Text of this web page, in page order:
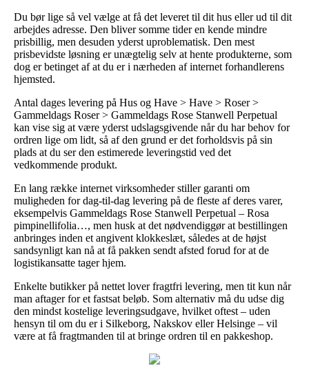
Du bør lige så vel vælge at få det leveret til dit hus eller ud til dit
arbejdes adresse. Den bliver somme tider en kende mindre
prisbillig, men desuden yderst uproblematisk. Den mest
prisbevidste løsning er unægtelig selv at hente produkterne, som
dog er betinget af at du er i nærheden af internet forhandlerens
hjemsted.
Antal dages levering på Hus og Have > Have > Roser >
Gammeldags Roser > Gammeldags Rose Stanwell Perpetual
kan vise sig at være yderst udslagsgivende når du har behov for
ordren lige om lidt, så af den grund er det forholdsvis på sin
plads at du ser den estimerede leveringstid ved det
vedkommende produkt.
En lang række internet virksomheder stiller garanti om
muligheden for dag-til-dag levering på de fleste af deres varer,
eksempelvis Gammeldags Rose Stanwell Perpetual – Rosa
pimpinellifolia…, men husk at det nødvendiggør at bestillingen
anbringes inden et angivent klokkeslæt, således at de højst
sandsynligt kan nå at få pakken sendt afsted forud for at de
logistikansatte tager hjem.
Enkelte butikker på nettet lover fragtfri levering, men tit kun når
man aftager for et fastsat beløb. Som alternativ må du udse dig
den mindst kostelige leveringsudgave, hvilket oftest – uden
hensyn til om du er i Silkeborg, Nakskov eller Helsinge – vil
være at få fragtmanden til at bringe ordren til en pakkeshop.